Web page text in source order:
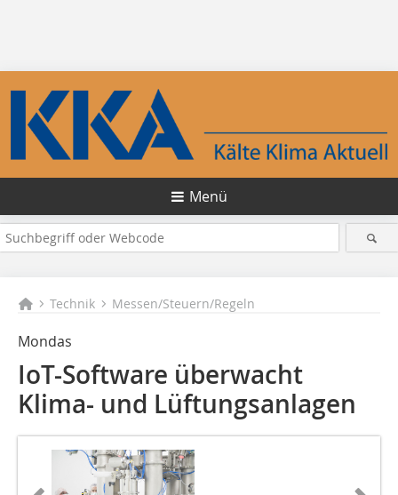
Menü
Technik Messen/Steuern/Regeln
Mondas
IoT-Software überwacht
Klima- und Lüftungsanlagen